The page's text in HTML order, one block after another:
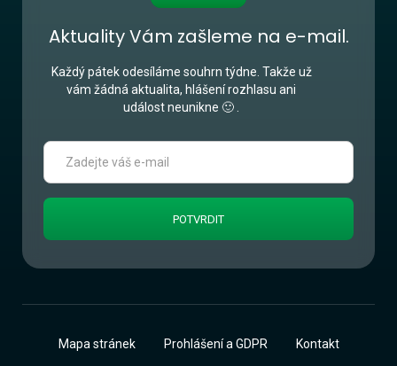
Aktuality Vám zašleme na e-mail.
Každý pátek odesíláme souhrn týdne. Takže už
vám žádná aktualita, hlášení rozhlasu ani
událost neunikne 🙂 .
Mapa stránek Prohlášení a GDPR Kontakt